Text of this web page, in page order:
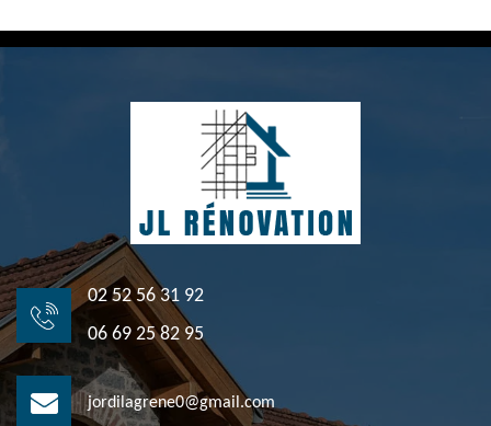
02 52 56 31 92
06 69 25 82 95
jordilagrene0@gmail.com